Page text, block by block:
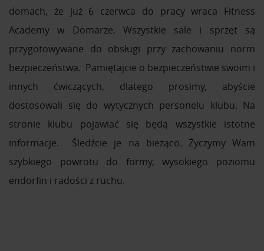
domach, że już 6 czerwca do pracy wraca Fitness
Academy w Domarze. Wszystkie sale i sprzęt są
przygotowywane do obsługi przy zachowaniu norm
bezpieczeństwa. Pamiętajcie o bezpieczeństwie swoim i
innych ćwiczących, dlatego prosimy, abyście
dostosowali się do wytycznych personelu klubu. Na
stronie klubu pojawiać się będą wszystkie istotne
informacje. Śledźcie je na bieżąco. Życzymy Wam
szybkiego powrotu do formy, wysokiego poziomu
endorfin i radości z ruchu.